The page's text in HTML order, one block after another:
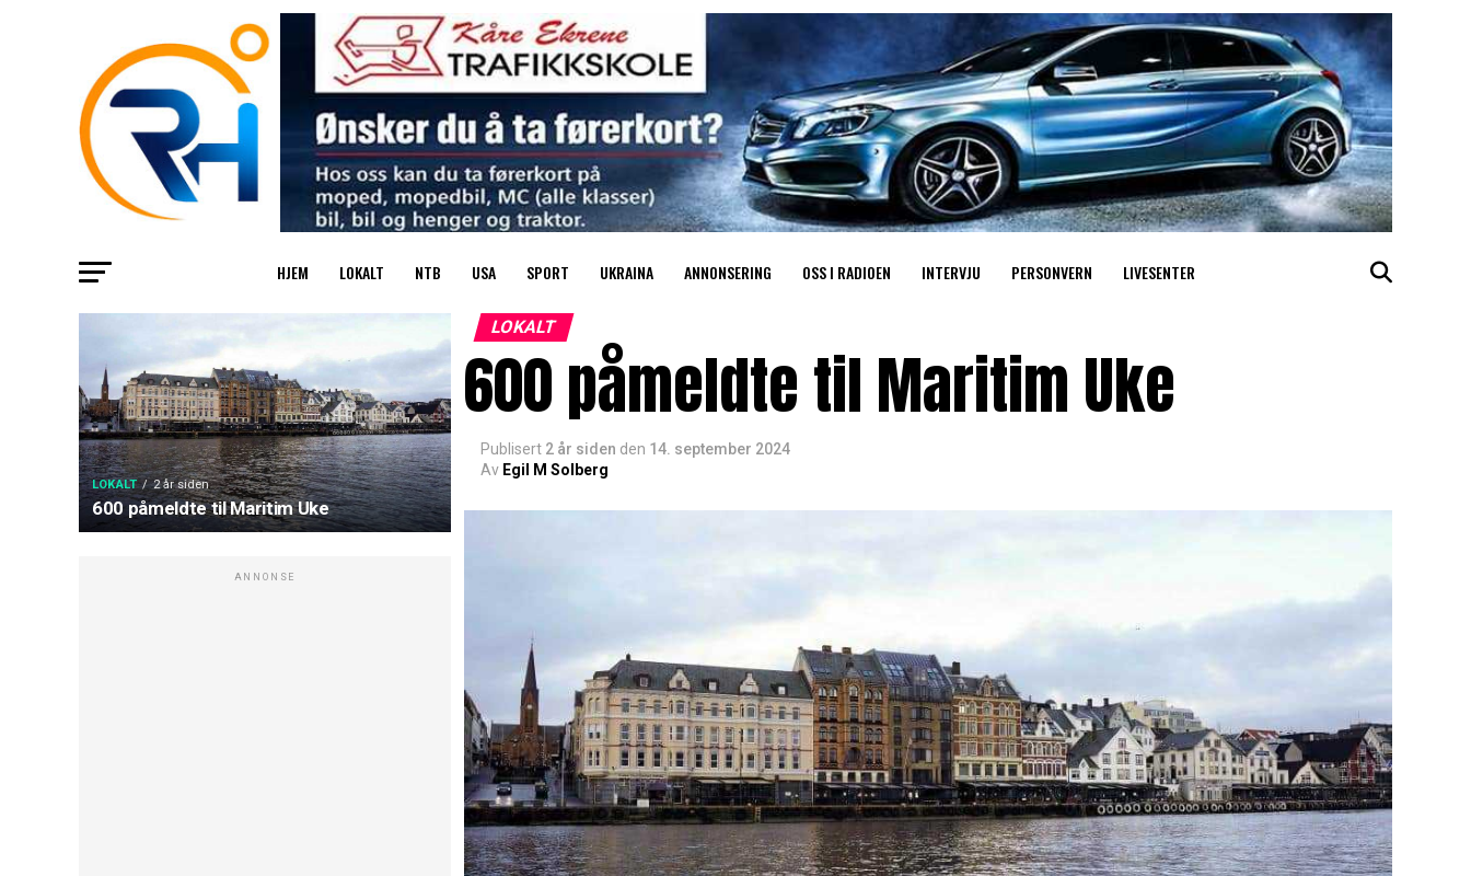
HJEM LOKALT NTB USA SPORT UKRAINA ANNONSERING OSS I RADIOEN INTERVJU PERSONVERN LIVESENTER
LOKALT 2 år siden
600 påmeldte til Maritim Uke
ANNONSE
LOKALT
600 påmeldte til Maritim Uke
Publisert 2 år siden den 14. september 2024
Av Egil M Solberg